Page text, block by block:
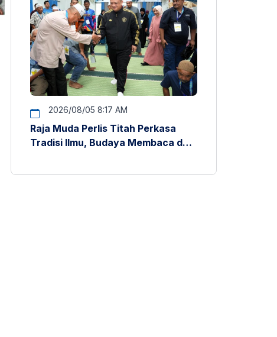
2026/08/05 8:17 AM
Raja Muda Perlis Titah Perkasa
Tradisi Ilmu, Budaya Membaca dan